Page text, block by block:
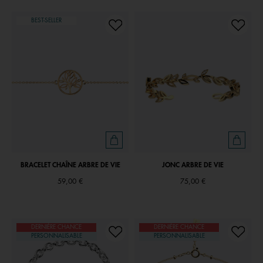
BEST-SELLER
BRACELET CHAÎNE ARBRE DE VIE
59,00 €
JONC ARBRE DE VIE
75,00 €
DERNIÈRE CHANCE
PERSONNALISABLE
DERNIÈRE CHANCE
PERSONNALISABLE